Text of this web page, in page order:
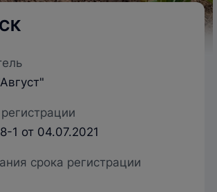
1 от 04.07.2021
срока регистрации